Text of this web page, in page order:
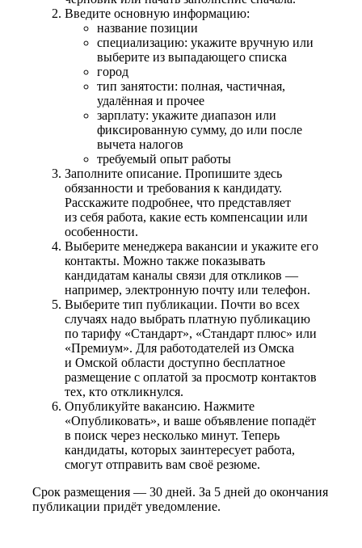
Введите основную информацию:
название позиции
специализацию: укажите вручную или
выберите из выпадающего списка
город
тип занятости: полная, частичная,
удалённая и прочее
зарплату: укажите диапазон или
фиксированную сумму, до или после
вычета налогов
требуемый опыт работы
Заполните описание. Пропишите здесь
обязанности и требования к кандидату.
Расскажите подробнее, что представляет
из себя работа, какие есть компенсации или
особенности.
Выберите менеджера вакансии и укажите его
контакты. Можно также показывать
кандидатам каналы связи для откликов —
например, электронную почту или телефон.
Выберите тип публикации. Почти во всех
случаях надо выбрать платную публикацию
по тарифу «Стандарт», «Стандарт плюс» или
«Премиум». Для работодателей из Омска
и Омской области доступно бесплатное
размещение с оплатой за просмотр контактов
тех, кто откликнулся.
Опубликуйте вакансию. Нажмите
«Опубликовать», и ваше объявление попадёт
в поиск через несколько минут. Теперь
кандидаты, которых заинтересует работа,
смогут отправить вам своё резюме.
Срок размещения — 30 дней. За 5 дней до окончания
публикации придёт уведомление.